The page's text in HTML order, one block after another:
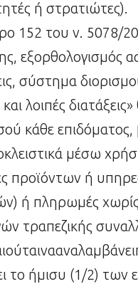
ή στρατιώτες).
152 του ν. 5078/
εξορθολογισμός
σύστημα
λοιπές
κάθε
μέσω
προϊόντων ή
ή πληρωμές
τραπεζικής
το ήμισυ (1/2) των